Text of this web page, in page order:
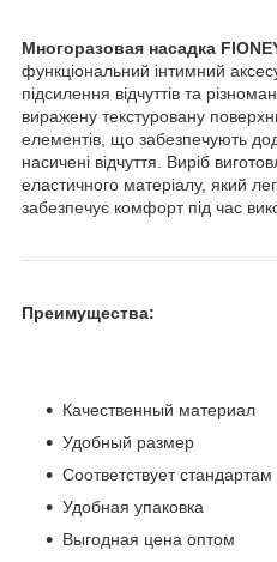
Многоразовая насадка
функціональний інтимний
підсилення відчуттів та
виражену текстуровану
елементів, що забезпечують
насичені відчуття. Виріб
еластичного матеріалу, який
забезпечує комфорт під час
Преимущества:
Качественный материал
Удобный размер
Соответствует стандартам
Удобная упаковка
Выгодная цена оптом